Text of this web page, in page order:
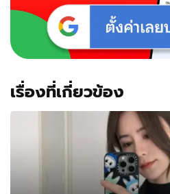
เรื่องที่เกี่ยวข้อง